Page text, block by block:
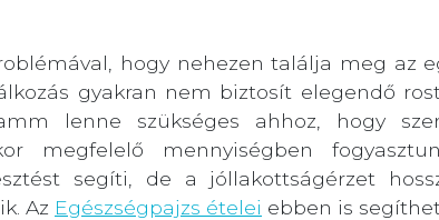
hogy nehezen találja meg az
gyakran nem biztosít elegendő
lenne szükséges ahhoz, hogy
megfelelő mennyiségben
segíti, de a jóllakottságérzet
Az Egészségpajzs ételei ebben is